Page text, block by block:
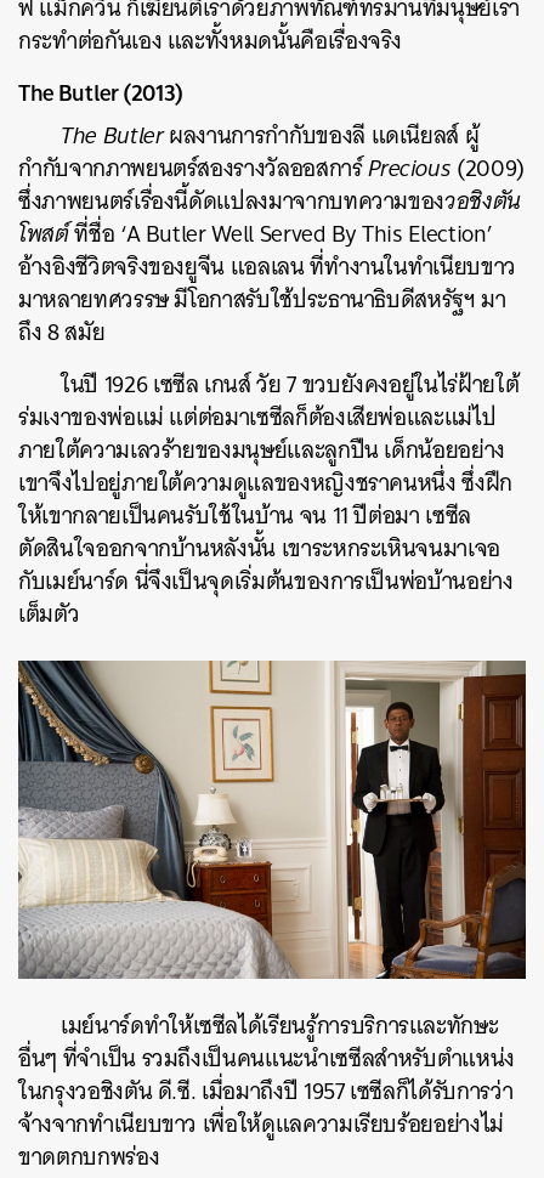
ฟ แม็กควีน ก็เฆี่ยนตีเราด้วยภาพทัณฑ์ทรมานที่มนุษย์เรา
กระทำต่อกันเอง และทั้งหมดนั้นคือเรื่องจริง
The Butler (2013)
The Butlerผลงานการกำกับของลี แดเนียลส์ ผู้
กำกับจากภาพยนตร์สองรางวัลออสการ์Precious(2009)
ซึ่งภาพยนตร์เรื่องนี้ดัดแปลงมาจากบทความของวอชิงตัน
โพสต์ที่ชื่อ ‘A Butler Well Served By This Election’
อ้างอิงชีวิตจริงของยูจีน แอลเลน ที่ทำงานในทำเนียบขาว
มาหลายทศวรรษ มีโอกาสรับใช้ประธานาธิบดีสหรัฐฯ มา
ถึง 8 สมัย
ในปี 1926 เซซีล เกนส์ วัย 7 ขวบยังคงอยู่ในไร่ฝ้ายใต้
ร่มเงาของพ่อแม่ แต่ต่อมาเซซีลก็ต้องเสียพ่อและแม่ไป
ภายใต้ความเลวร้ายของมนุษย์และลูกปืน เด็กน้อยอย่าง
เขาจึงไปอยู่ภายใต้ความดูแลของหญิงชราคนหนึ่ง ซึ่งฝึก
ให้เขากลายเป็นคนรับใช้ในบ้าน จน 11 ปีต่อมา เซซีล
ตัดสินใจออกจากบ้านหลังนั้น เขาระหกระเหินจนมาเจอ
กับเมย์นาร์ด นี่จึงเป็นจุดเริ่มต้นของการเป็นพ่อบ้านอย่าง
เต็มตัว
เมย์นาร์ดทำให้เซซีลได้เรียนรู้การบริการและทักษะ
อื่นๆ ที่จำเป็น รวมถึงเป็นคนแนะนำเซซีลสำหรับตำแหน่ง
ในกรุงวอชิงตัน ดี.ซี. เมื่อมาถึงปี 1957 เซซีลก็ได้รับการว่า
จ้างจากทำเนียบขาว เพื่อให้ดูแลความเรียบร้อยอย่างไม่
ขาดตกบกพร่อง